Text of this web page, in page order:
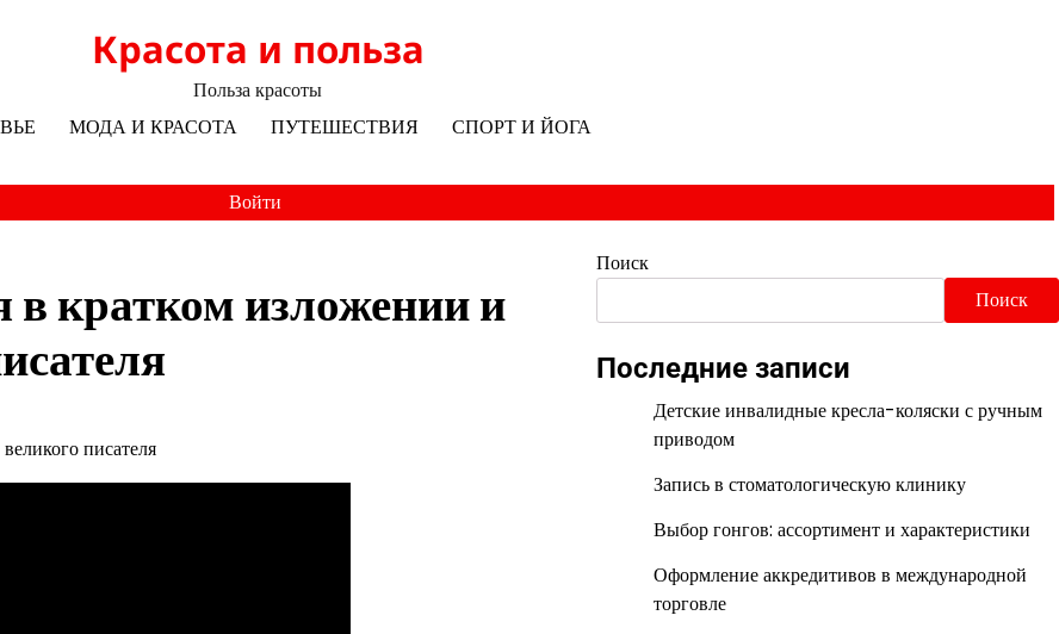
Красота и польза
Польза красоты
МОДА И КРАСОТА ПУТЕШЕСТВИЯ СПОРТ И ЙОГА
Войти
кратком изложении и
Поиск
Поиск
Последние записи
Детские инвалидные кресла-коляски с ручным
приводом
Запись в стоматологическую клинику
Выбор гонгов: ассортимент и характеристики
Оформление аккредитивов в международной
торговле